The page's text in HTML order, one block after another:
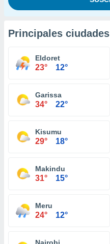
Principales ciudades
Eldoret
23° 12°
Garissa
34° 22°
Kisumu
29° 18°
Makindu
31° 15°
Meru
24° 12°